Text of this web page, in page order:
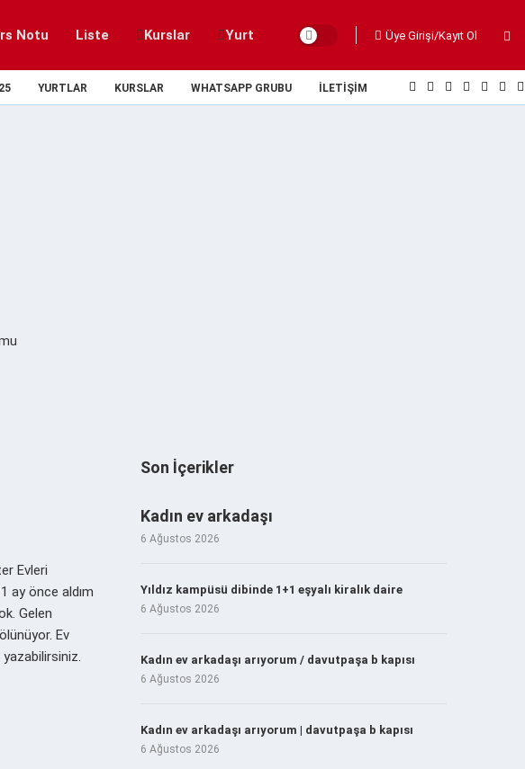
Notu Liste Kurslar Yurt Üye Girişi/Kayıt Ol
YURTLAR KURSLAR WHATSAPP GRUBU İLETIŞIM
Evleri
ay önce aldım
Gelen
Ev
Son İçerikler
Kadın ev arkadaşı
6 Ağustos 2026
Yıldız kampüsü dibinde 1+1 eşyalı kiralık daire
6 Ağustos 2026
Kadın ev arkadaşı arıyorum / davutpaşa b kapısı
6 Ağustos 2026
Kadın ev arkadaşı arıyorum | davutpaşa b kapısı
6 Ağustos 2026